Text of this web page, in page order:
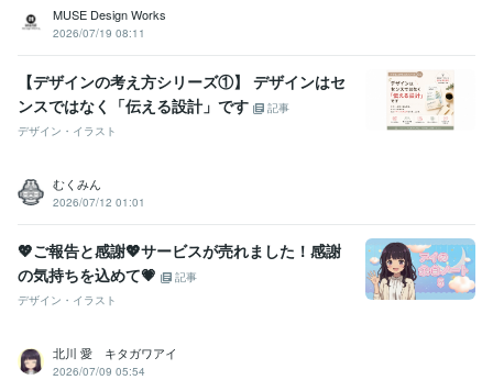
MUSE Design Works
2026/07/19 08:11
【デザインの考え方シリーズ①】 デザインはセ
ンスではなく「伝える設計」です
記事
デザイン・イラスト
むくみん
2026/07/12 01:01
💖ご報告と感謝💖サービスが売れました！感謝
の気持ちを込めて💗
記事
デザイン・イラスト
北川 愛 キタガワアイ
2026/07/09 05:54